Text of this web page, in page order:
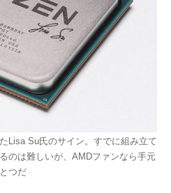
Lisa Su氏のサイン。すでに組み立て
のは難しいが、AMDファンなら手元
つだ